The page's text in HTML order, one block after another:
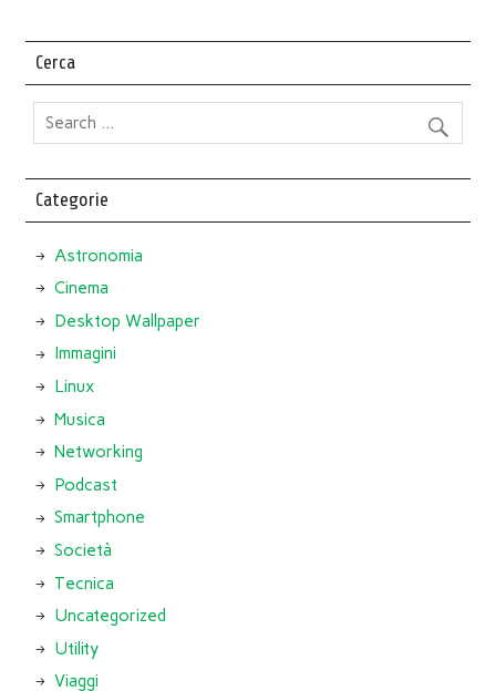
Cerca
Categorie
Astronomia
Cinema
Desktop Wallpaper
Immagini
Linux
Musica
Networking
Podcast
Smartphone
Società
Tecnica
Uncategorized
Utility
Viaggi